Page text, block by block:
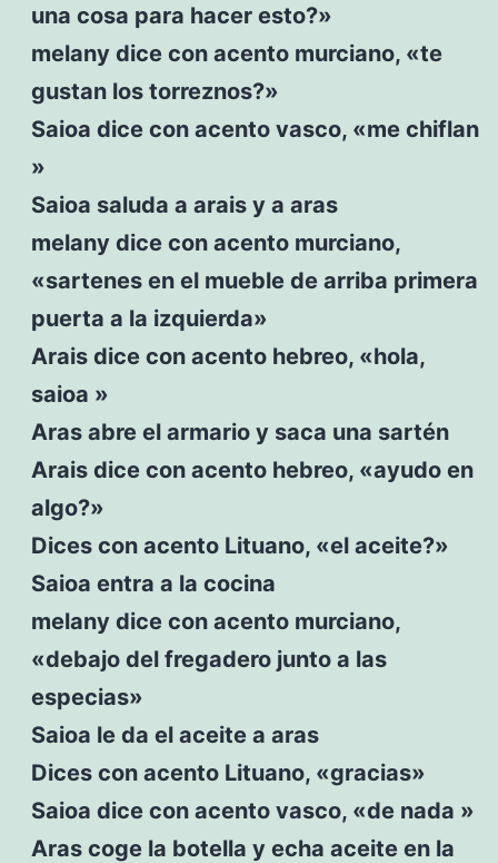
una cosa para hacer esto?»
melany dice con acento murciano, «te
gustan los torreznos?»
Saioa dice con acento vasco, «me chiflan
»
Saioa saluda a arais y a aras
melany dice con acento murciano,
«sartenes en el mueble de arriba primera
puerta a la izquierda»
Arais dice con acento hebreo, «hola,
saioa »
Aras abre el armario y saca una sartén
Arais dice con acento hebreo, «ayudo en
algo?»
Dices con acento Lituano, «el aceite?»
Saioa entra a la cocina
melany dice con acento murciano,
«debajo del fregadero junto a las
especias»
Saioa le da el aceite a aras
Dices con acento Lituano, «gracias»
Saioa dice con acento vasco, «de nada »
Aras coge la botella y echa aceite en la